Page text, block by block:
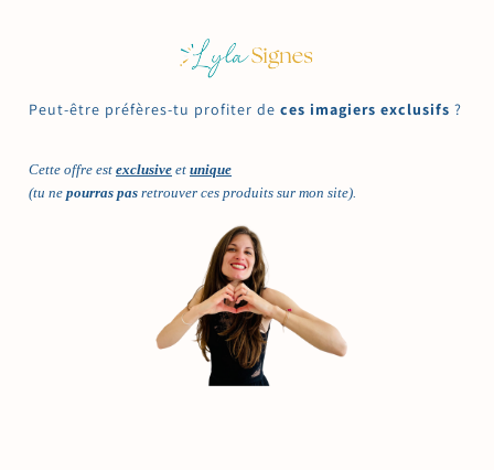
Peut-être préfères-tu profiter de ces imagiers exclusifs ?
Cette offre est exclusive et unique
(tu ne pourras pas retrouver ces produits sur mon site).